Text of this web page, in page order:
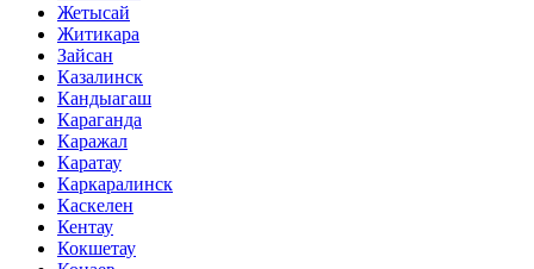
Жетысай
Житикара
Зайсан
Казалинск
Кандыагаш
Караганда
Каражал
Каратау
Каркаралинск
Каскелен
Кентау
Кокшетау